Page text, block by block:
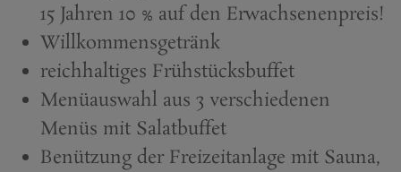
15 Jahren 10 % auf den Erwachsenenpreis!
Willkommensgetränk
reichhaltiges Frühstücksbuffet
Menüauswahl aus 3 verschiedenen
Menüs mit Salatbuffet
Benützung der Freizeitanlage mit Sauna,